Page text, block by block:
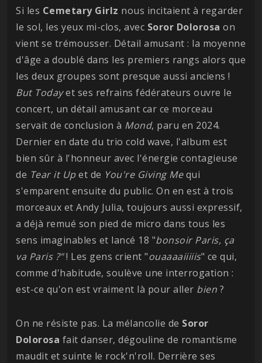
Si les Cemetary Girlz nous incitaient à regarder
le sol, les yeux mi-clos, avec Soror Dolorosa on
vient se trémousser. Détail amusant : la moyenne
d'âge a doublé dans les premiers rangs alors que
les deux groupes sont presque aussi anciens !
But Todayet ses refrains fédérateurs ouvre le
concert, un détail amusant car ce morceau
servait de conclusion à Mond, paru en 2024.
Dernier en date du trio cold wave, l'album est
bien sûr à l'honneur avec l'énergie contagieuse
de Tear it Upet de You're Giving Mequi
s'emparent ensuite du public. On en est à trois
morceaux et Andy Julia, toujours aussi expressif,
a déjà remué son pied de micro dans tous les
sens imaginables et lancé 18 "bonsoir Paris, ça
va Paris ?"! Les gens crient "ouaaaaiiiiis" ce qui,
comme d'habitude, soulève une interrogation :
est-ce qu'on est vraiment là pour aller bien ?
On ne résiste pas. La mélancolie de Soror
Dolorosa fait danser, dégouline de romantisme
maudit et suinte le rock'n'roll. Derrière ses